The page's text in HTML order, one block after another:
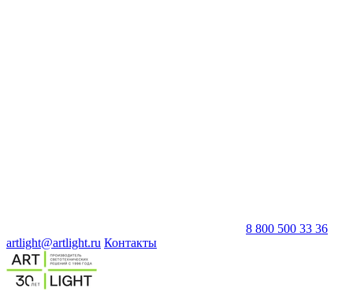
8 800 500 33 36
artlight@artlight.ru Контакты